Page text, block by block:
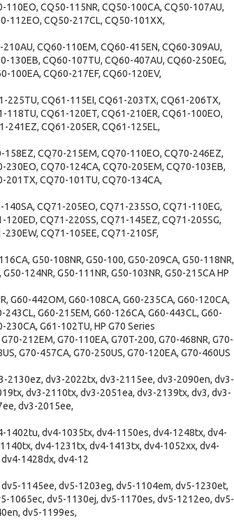
CQ50-115NR, CQ50-100CA, CQ50-107AU,
112EO, CQ50-217CL, CQ50-101XX,
CQ60-110EM, CQ60-415EN, CQ60-309AU,
130EB, CQ60-107TU, CQ60-407AU, CQ60-250EG,
100EA, CQ60-217EF, CQ60-120EV,
225TU, CQ61-115EI, CQ61-203TX, CQ61-206TX,
CQ61-120ET, CQ61-210ER, CQ61-100EO,
241EZ, CQ61-205ER, CQ61-125EL,
CQ70-215EM, CQ70-110EO, CQ70-246EZ,
CQ70-124CA, CQ70-205EM, CQ70-103EB,
201TX, CQ70-101TU, CQ70-134CA,
CQ71-205EO, CQ71-235SO, CQ71-110EG,
CQ71-220SS, CQ71-145EZ, CQ71-205SG,
CQ71-105EE, CQ71-210SF,
G50-108NR, G50-100, G50-209CA, G50-118NR,
124NR, G50-111NR, G50-103NR, G50-215CA HP
G60-442OM, G60-108CA, G60-235CA, G60-120CA,
G60-215EM, G60-126CA, G60-443CL, G60-
G61-102TU, HP G70 Series
212EM, G70-110EA, G70T-200, G70-468NR, G70-
G70-457CA, G70-250US, G70-120EA, G70-460US
dv3-2022tx, dv3-2115ee, dv3-2090en, dv3-
dv3-2110tx, dv3-2051ea, dv3-2139tx, dv3, dv3-
dv3-2015ee,
dv4-1035tx, dv4-1150es, dv4-1248tx, dv4-
dv4-1231tx, dv4-1413tx, dv4-1052xx, dv4-
1428dx, dv4-12
1145ee, dv5-1203eg, dv5-1104em, dv5-1230et,
1065ec, dv5-1130ej, dv5-1170es, dv5-1212eo, dv5-
dv5-1199es,